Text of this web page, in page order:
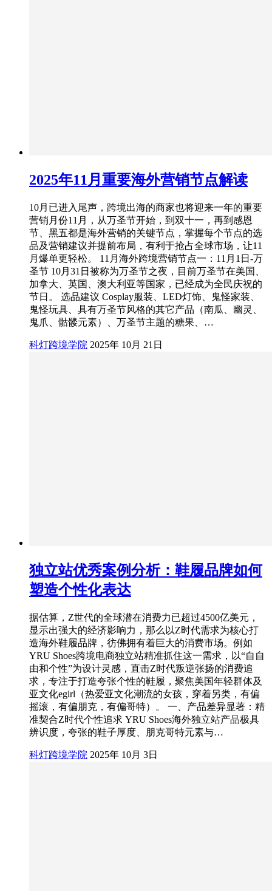
2025年11月重要海外营销节点解读
10月已进入尾声，跨境出海的商家也将迎来一年的重要
营销月份11月，从万圣节开始，到双十一，再到感恩
节、黑五都是海外营销的关键节点，掌握每个节点的选
品及营销建议并提前布局，有利于抢占全球市场，让11
月爆单更轻松。 11月海外跨境营销节点一：11月1日-万
圣节 10月31日被称为万圣节之夜，目前万圣节在美国、
加拿大、英国、澳大利亚等国家，已经成为全民庆祝的
节日。 选品建议 Cosplay服装、LED灯饰、鬼怪家装、
鬼怪玩具、具有万圣节风格的其它产品（南瓜、幽灵、
鬼爪、骷髅元素）、万圣节主题的糖果、…
科灯跨境学院 2025年 10月 21日
独立站优秀案例分析：鞋履品牌如何
塑造个性化表达
据估算，Z世代的全球潜在消费力已超过4500亿美元，
显示出强大的经济影响力，那么以Z时代需求为核心打
造海外鞋履品牌，彷佛拥有着巨大的消费市场。例如
YRU Shoes跨境电商独立站精准抓住这一需求，以“自自
由和个性”为设计灵感，直击Z时代叛逆张扬的消费追
求，专注于打造夸张个性的鞋履，聚焦美国年轻群体及
亚文化egirl（热爱亚文化潮流的女孩，穿着另类，有偏
摇滚，有偏朋克，有偏哥特）。 一、产品差异显著：精
准契合Z时代个性追求 YRU Shoes海外独立站产品极具
辨识度，夸张的鞋子厚度、朋克哥特元素与…
科灯跨境学院 2025年 10月 3日